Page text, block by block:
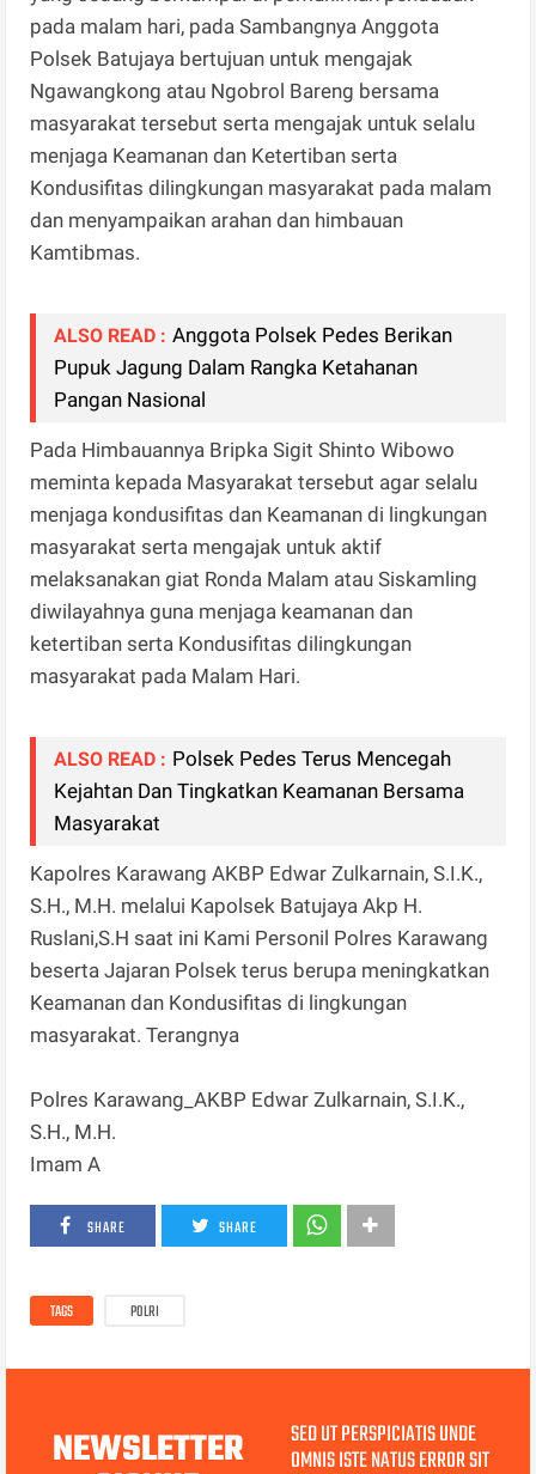
pada malam hari, pada Sambangnya Anggota
Polsek Batujaya bertujuan untuk mengajak
Ngawangkong atau Ngobrol Bareng bersama
masyarakat tersebut serta mengajak untuk selalu
menjaga Keamanan dan Ketertiban serta
Kondusifitas dilingkungan masyarakat pada malam
dan menyampaikan arahan dan himbauan
Kamtibmas.
ALSO READ : Anggota Polsek Pedes Berikan
Pupuk Jagung Dalam Rangka Ketahanan
Pangan Nasional
Pada Himbauannya Bripka Sigit Shinto Wibowo
meminta kepada Masyarakat tersebut agar selalu
menjaga kondusifitas dan Keamanan di lingkungan
masyarakat serta mengajak untuk aktif
melaksanakan giat Ronda Malam atau Siskamling
diwilayahnya guna menjaga keamanan dan
ketertiban serta Kondusifitas dilingkungan
masyarakat pada Malam Hari.
ALSO READ : Polsek Pedes Terus Mencegah
Kejahtan Dan Tingkatkan Keamanan Bersama
Masyarakat
Kapolres Karawang AKBP Edwar Zulkarnain, S.I.K.,
S.H., M.H. melalui Kapolsek Batujaya Akp H.
Ruslani,S.H saat ini Kami Personil Polres Karawang
beserta Jajaran Polsek terus berupa meningkatkan
Keamanan dan Kondusifitas di lingkungan
masyarakat. Terangnya
Polres Karawang_AKBP Edwar Zulkarnain, S.I.K.,
S.H., M.H.
Imam A
SHARE SHARE
TAGS POLRI
NEWSLETTER SED UT PERSPICIATIS UNDE
OMNIS ISTE NATUS ERROR SIT